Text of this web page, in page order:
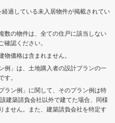
経過している未入居物件が掲載されてい
数の物件は、全ての住戸に該当しない
認ください。
物価格は含まれません。
例」は、土地購入者の設計プランの一
。
ラン例」に関して、そのプラン例は特
建築請負会社以外で建てた場合、同様
ません。また、建築請負会社を特定す